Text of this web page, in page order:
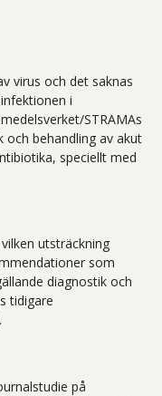
virus och det saknas
i
STRAMAs
behandling av akut
speciellt med
utsträckning
som
diagnostik och
tidigare
på